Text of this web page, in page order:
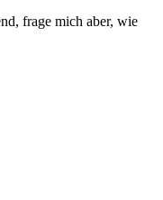
frage mich aber, wie